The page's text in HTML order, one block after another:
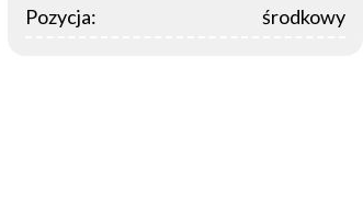
Pozycja:
środkowy